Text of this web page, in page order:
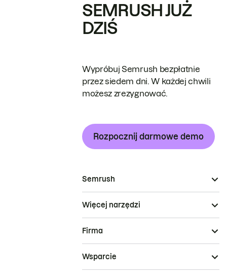
SEMRUSH JUŻ
DZIŚ
Wypróbuj Semrush bezpłatnie
przez siedem dni. W każdej chwili
możesz zrezygnować.
Rozpocznij darmowe demo
Semrush
Więcej narzędzi
Firma
Wsparcie